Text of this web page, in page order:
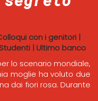
con i genitori |
Studenti | Ultimo banco
lo scenario mondiale,
moglie ha voluto due
dai fiori rosa. Durante